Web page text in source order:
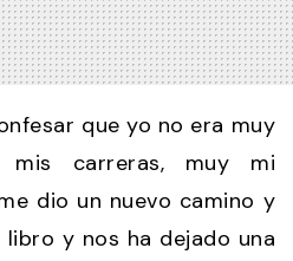
que yo no era muy
mis carreras, muy mi
dio un nuevo camino y
y nos ha dejado una